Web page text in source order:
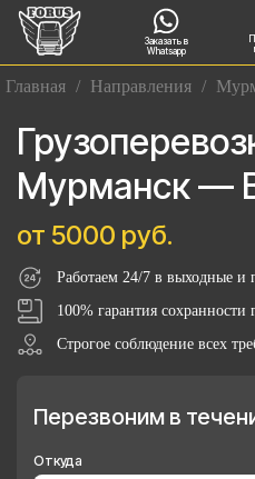
Заказать в
Whatsapp
Главная / Направления /
Мурманск —
от 5000 руб.
Работаем 24/7 в выходные и
100% гарантия сохранности
Строгое соблюдение всех
Перезвоним в
Откуда